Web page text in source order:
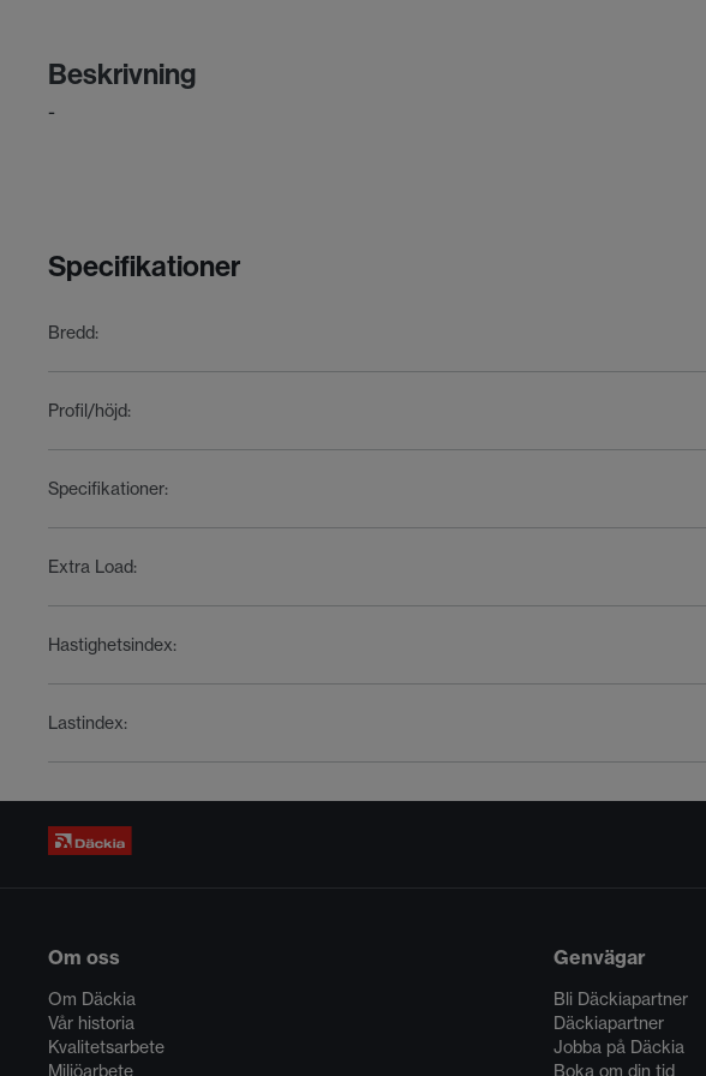
Beskrivning
-
Specifikationer
Bredd:
Profil/höjd:
Specifikationer:
Extra Load:
Hastighetsindex:
Lastindex:
Om oss
Om Däckia
Vår historia
Kvalitetsarbete
Miljöarbete
Genvägar
Bli Däckiapartner
Däckiapartner
Jobba på Däckia
Boka om din tid